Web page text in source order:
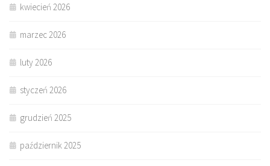
kwiecień 2026
marzec 2026
luty 2026
styczeń 2026
grudzień 2025
październik 2025